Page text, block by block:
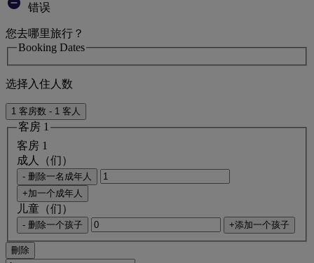
错误
您去哪里旅行？
Booking Dates
选择入住人数
1 客房数 - 1 客人
客房 1
客房 1
成人（们）
- 删除一名成年人
+加一个成年人
儿童（们）
- 删除一个孩子 +添加一个孩子
刪除